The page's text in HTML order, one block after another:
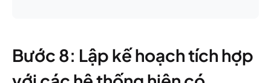
Bước 8: Lập kế hoạch tích hợp